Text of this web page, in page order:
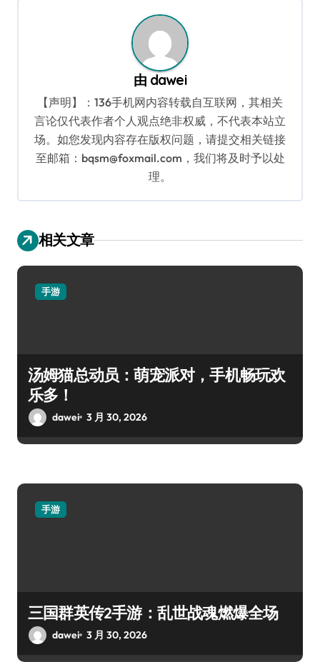
由 dawei
【声明】：136手机网内容转载自互联网，其相关
言论仅代表作者个人观点绝非权威，不代表本站立
场。如您发现内容存在版权问题，请提交相关链接
至邮箱：bqsm@foxmail.com，我们将及时予以处
理。
相关文章
手游
汤姆猫总动员：萌宠派对，手机畅玩欢
乐多！
dawei 3 月 30, 2026
手游
三国群英传2手游：乱世战魂燃爆全场
dawei 3 月 30, 2026